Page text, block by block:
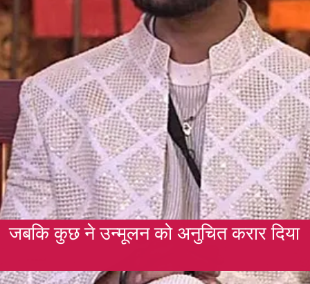
जबकि कुछ ने उन्मूलन को अनुचित करार दिया